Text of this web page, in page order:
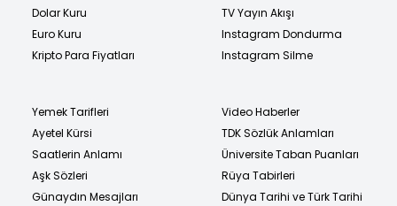
Dolar Kuru
Euro Kuru
Kripto Para Fiyatları
TV Yayın Akışı
Instagram Dondurma
Instagram Silme
Yemek Tarifleri
Ayetel Kürsi
Saatlerin Anlamı
Aşk Sözleri
Günaydın Mesajları
Video Haberler
TDK Sözlük Anlamları
Üniversite Taban Puanları
Rüya Tabirleri
Dünya Tarihi ve Türk Tarihi